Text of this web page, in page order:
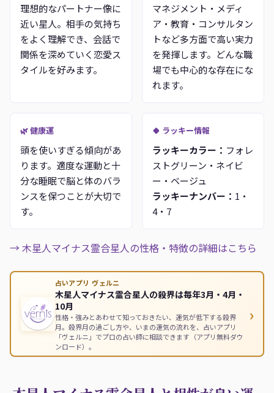
理想的なパートナー像に
近い星人。相手の気持ち
をよく理解でき、会話で
関係を深めていく恋愛ス
タイルを好みます。
マネジメント・メディ
ア・教育・コンサルタン
トなど多方面で高い実力
を発揮します。どんな職
場でも中心的な存在にな
れます。
🌿 健康運
頭を使いすぎる傾向があ
ります。適度な運動と十
分な睡眠で脳と体のバラ
ンスを保つことが大切で
す。
🍀 ラッキー情報
ラッキーカラー： フォレ
ストグリーン・ネイビ
ー・ベージュ
ラッキーナンバー： 1・
4・7
→ 木星人マイナス霊合星人の性格・特徴の詳細はこちら
占いアプリ ヴェルニ
木星人マイナス霊合星人の殺界は毎年3月・4月・
10月
性格・強みとあわせて知っておきたい、運気が低下する殺界
月。殺界月の過ごし方や、いまの運気の流れを、占いアプリ
「ヴェルニ」でプロの占い師に相談できます（アプリ無料ダウ
ンロード）。
›